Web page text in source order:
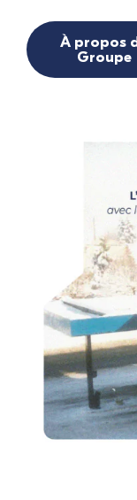
À propos
Groupe